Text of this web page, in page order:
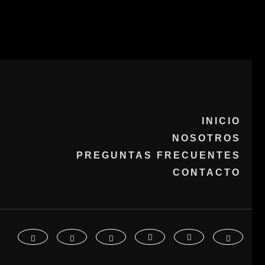
INICIO
NOSOTROS
PREGUNTAS FRECUENTES
CONTACTO